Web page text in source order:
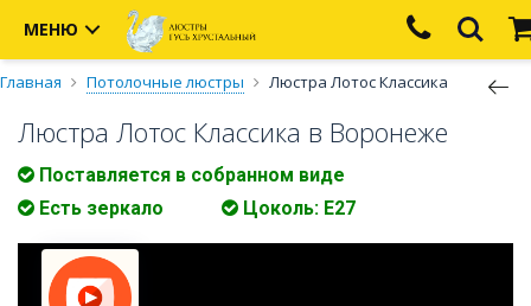
МЕНЮ
Главная Потолочные люстры Люстра Лотос Классика
Люстра Лотос Классика в Воронеже
Поставляется в собранном виде
Есть зеркало
Цоколь: Е27